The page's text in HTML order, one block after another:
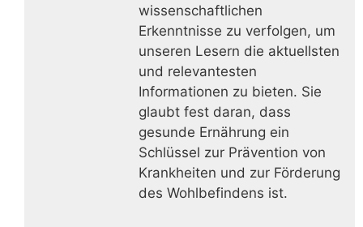
wissenschaftlichen
Erkenntnisse zu verfolgen, um
unseren Lesern die aktuellsten
und relevantesten
Informationen zu bieten. Sie
glaubt fest daran, dass
gesunde Ernährung ein
Schlüssel zur Prävention von
Krankheiten und zur Förderung
des Wohlbefindens ist.